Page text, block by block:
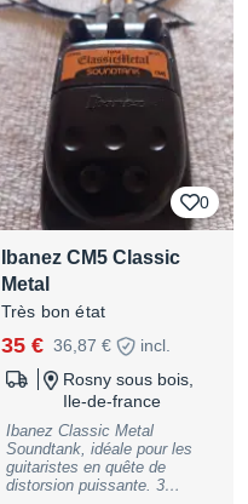
0
Ibanez CM5 Classic
Metal
Très bon état
35 € 36,87 €
incl.
Rosny sous bois,
Ile-de-france
Ibanez Classic Metal
Soundtank, idéale pour les
guitaristes en quête de
distorsion puissante. 3